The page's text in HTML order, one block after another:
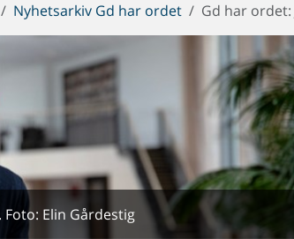
Nyhetsarkiv Gd har ordet Gd har
Elin Gårdestig